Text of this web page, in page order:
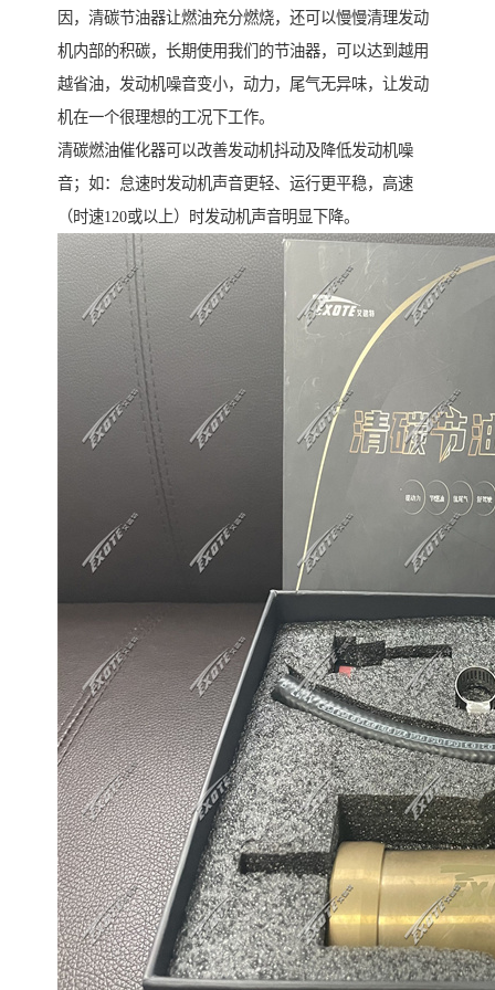
因，清碳节油器让燃油充分燃烧，还可以慢慢清理发动
机内部的积碳，长期使用我们的节油器，可以达到越用
越省油，发动机噪音变小，动力，尾气无异味，让发动
机在一个很理想的工况下工作。
清碳燃油催化器可以改善发动机抖动及降低发动机噪
音；如：怠速时发动机声音更轻、运行更平稳，高速
（时速120或以上）时发动机声音明显下降。